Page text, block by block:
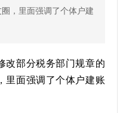
，里面强调了个体户建
改部分税务部门规章的
里面强调了个体户建账